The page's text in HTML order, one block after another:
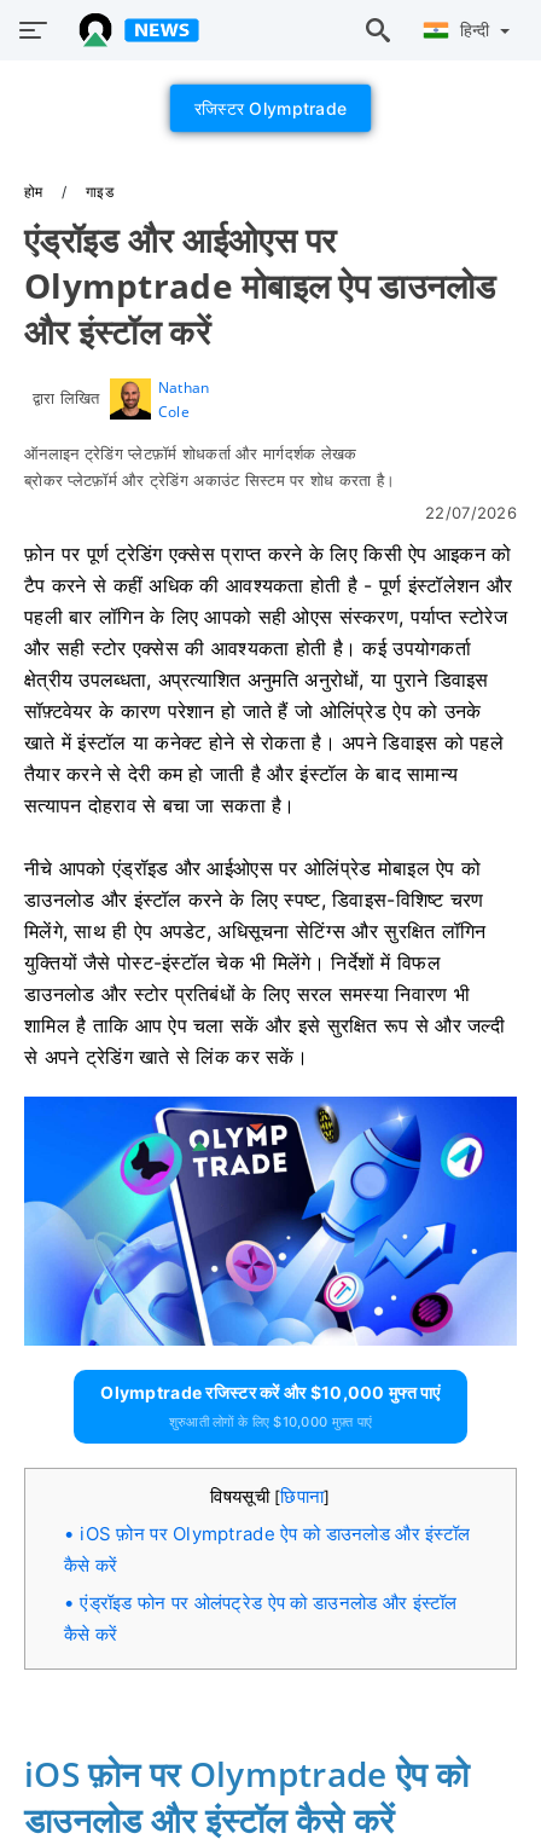
हिन्दी
रजिस्टर Olymptrade
होम गाइड
एंड्रॉइड और आईओएस पर
Olymptrade मोबाइल ऐप डाउनलोड
और इंस्टॉल करें
द्वारा लिखित
Nathan
Cole
ऑनलाइन ट्रेडिंग प्लेटफ़ॉर्म शोधकर्ता और मार्गदर्शक लेखक
ब्रोकर प्लेटफ़ॉर्म और ट्रेडिंग अकाउंट सिस्टम पर शोध करता है।
22/07/2026
फ़ोन पर पूर्ण ट्रेडिंग एक्सेस प्राप्त करने के लिए किसी ऐप आइकन को
टैप करने से कहीं अधिक की आवश्यकता होती है - पूर्ण इंस्टॉलेशन और
पहली बार लॉगिन के लिए आपको सही ओएस संस्करण, पर्याप्त स्टोरेज
और सही स्टोर एक्सेस की आवश्यकता होती है। कई उपयोगकर्ता
क्षेत्रीय उपलब्धता, अप्रत्याशित अनुमति अनुरोधों, या पुराने डिवाइस
सॉफ़्टवेयर के कारण परेशान हो जाते हैं जो ओलिंप्रेड ऐप को उनके
खाते में इंस्टॉल या कनेक्ट होने से रोकता है। अपने डिवाइस को पहले
तैयार करने से देरी कम हो जाती है और इंस्टॉल के बाद सामान्य
सत्यापन दोहराव से बचा जा सकता है।
नीचे आपको एंड्रॉइड और आईओएस पर ओलिंप्रेड मोबाइल ऐप को
डाउनलोड और इंस्टॉल करने के लिए स्पष्ट, डिवाइस-विशिष्ट चरण
मिलेंगे, साथ ही ऐप अपडेट, अधिसूचना सेटिंग्स और सुरक्षित लॉगिन
युक्तियों जैसे पोस्ट-इंस्टॉल चेक भी मिलेंगे। निर्देशों में विफल
डाउनलोड और स्टोर प्रतिबंधों के लिए सरल समस्या निवारण भी
शामिल है ताकि आप ऐप चला सकें और इसे सुरक्षित रूप से और जल्दी
से अपने ट्रेडिंग खाते से लिंक कर सकें।
Olymptrade रजिस्टर करें और $10,000 मुफ्त पाएं
शुरुआती लोगों के लिए $10,000 मुफ़्त पाएं
विषयसूची [छिपाना]
iOS फ़ोन पर Olymptrade ऐप को डाउनलोड और इंस्टॉल
कैसे करें
एंड्रॉइड फोन पर ओलंपट्रेड ऐप को डाउनलोड और इंस्टॉल
कैसे करें
iOS फ़ोन पर Olymptrade ऐप को
डाउनलोड और इंस्टॉल कैसे करें